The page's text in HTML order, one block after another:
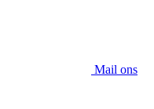
Mail ons